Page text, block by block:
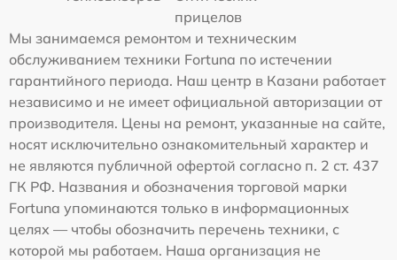
прицелов
Мы занимаемся ремонтом и техническим
обслуживанием техники Fortuna по истечении
гарантийного периода. Наш центр в Казани работает
независимо и не имеет официальной авторизации от
производителя. Цены на ремонт, указанные на сайте,
носят исключительно ознакомительный характер и
не являются публичной офертой согласно п. 2 ст. 437
ГК РФ. Названия и обозначения торговой марки
Fortuna упоминаются только в информационных
целях — чтобы обозначить перечень техники, с
которой мы работаем. Наша организация не